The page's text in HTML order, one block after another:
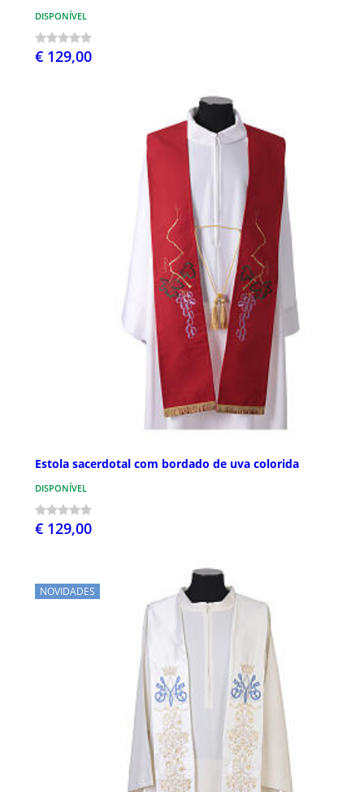
DISPONÍVEL
€ 129,00
Estola sacerdotal com bordado de uva colorida
DISPONÍVEL
€ 129,00
NOVIDADES